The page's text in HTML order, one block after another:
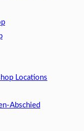
Locations
Abschied